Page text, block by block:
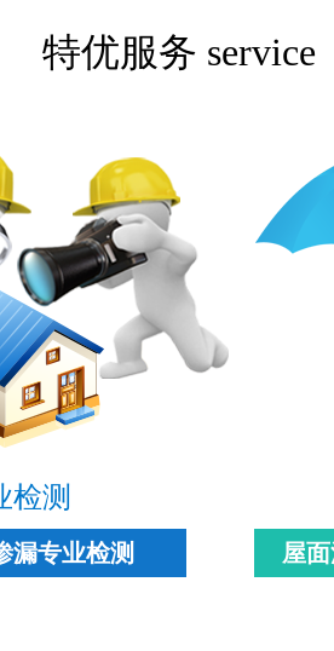
特优服务 service
检测
漏专业检测 屋